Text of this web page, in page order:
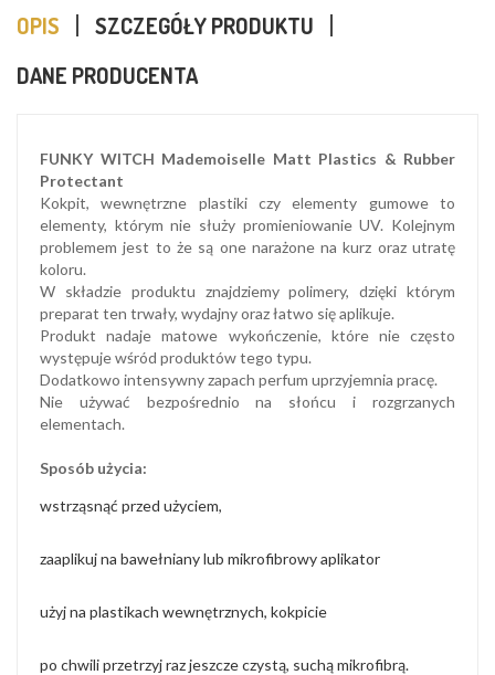
OPIS
SZCZEGÓŁY PRODUKTU
DANE PRODUCENTA
FUNKY WITCH Mademoiselle Matt Plastics & Rubber
Protectant
Kokpit, wewnętrzne plastiki czy elementy gumowe to
elementy, którym nie służy promieniowanie UV. Kolejnym
problemem jest to że są one narażone na kurz oraz utratę
koloru.
W składzie produktu znajdziemy polimery, dzięki którym
preparat ten trwały, wydajny oraz łatwo się aplikuje.
Produkt nadaje matowe wykończenie, które nie często
występuje wśród produktów tego typu.
Dodatkowo intensywny zapach perfum uprzyjemnia pracę.
Nie używać bezpośrednio na słońcu i rozgrzanych
elementach.
Sposób użycia:
wstrząsnąć przed użyciem,
zaaplikuj na bawełniany lub mikrofibrowy aplikator
użyj na plastikach wewnętrznych, kokpicie
po chwili przetrzyj raz jeszcze czystą, suchą mikrofibrą.